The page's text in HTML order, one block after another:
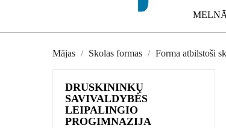
Mājas Skolas formas Forma atbilstoši
DRUSKININKŲ
SAVIVALDYBĖS
LEIPALINGIO
PROGIMNAZIJA